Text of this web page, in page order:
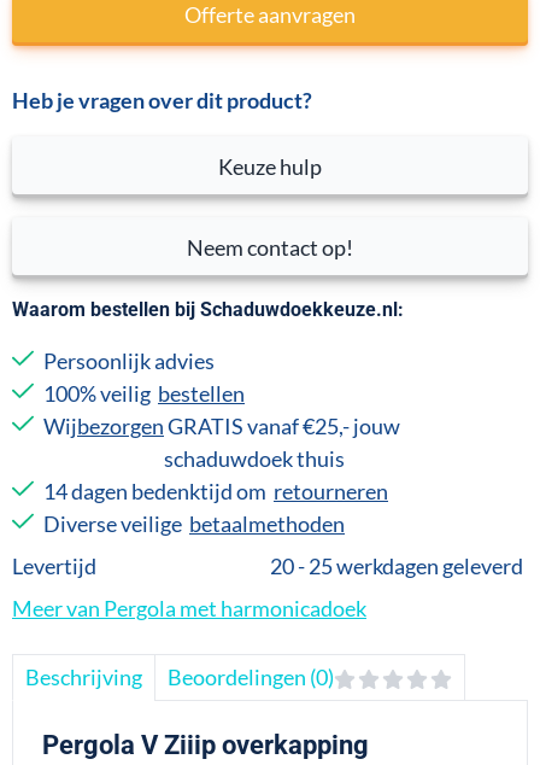
Offerte aanvragen
Heb je vragen over dit product?
Neem contact op!
Keuze hulp
Waarom bestellen bij Schaduwdoekkeuze.nl:
Persoonlijk advies
100% veilig bestellen
WijbezorgenGRATIS vanaf €25,- jouw
schaduwdoek thuis
14 dagen bedenktijd om retourneren
Diverse veilige betaalmethoden
Levertijd
20 - 25 werkdagen geleverd
Meer van Pergola met harmonicadoek
Beschrijving Beoordelingen (0)
Pergola V Ziiip overkapping